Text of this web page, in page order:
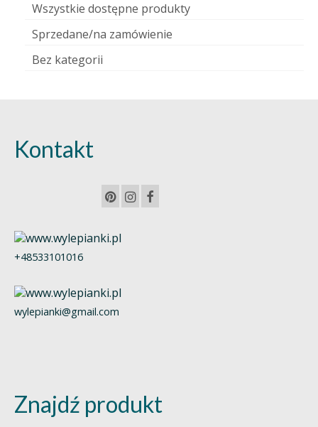
Wszystkie dostępne produkty
Sprzedane/na zamówienie
Bez kategorii
Kontakt
+48533101016
wylepianki@gmail.com
Znajdź produkt